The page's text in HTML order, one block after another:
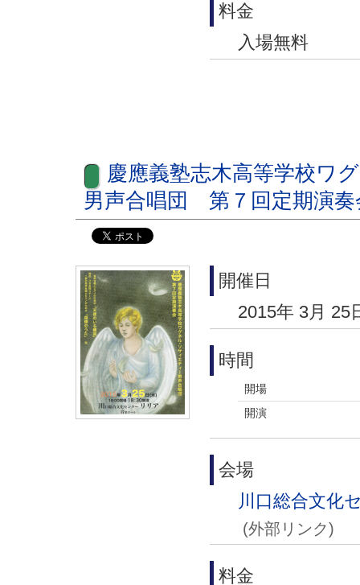
料金
入場無料
慶應義塾志木高等学校ワ
男声合唱団 第７回定期演奏
開催日
2015年 3月 25
時間
開場
開演
会場
川口総合文化
(外部リンク)
料金